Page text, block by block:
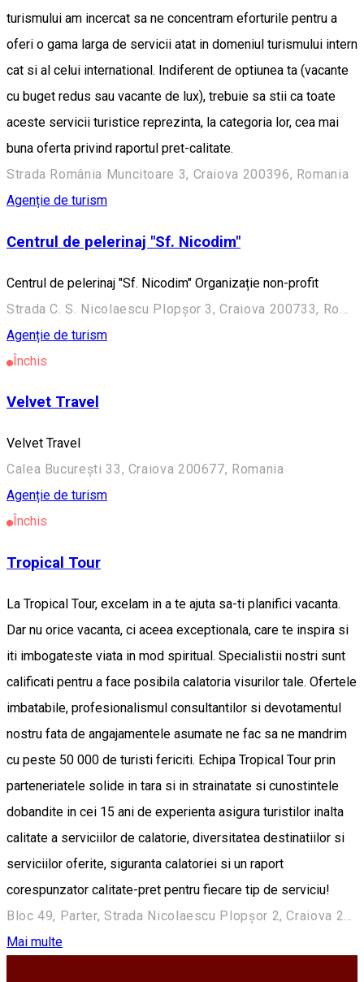
turismului am incercat sa ne concentram eforturile pentru a
oferi o gama larga de servicii atat in domeniul turismului intern
cat si al celui international. Indiferent de optiunea ta (vacante
cu buget redus sau vacante de lux), trebuie sa stii ca toate
aceste servicii turistice reprezinta, la categori­a lor, cea mai
buna oferta privind raportul pret-calitate.
Strada România Muncitoare 3, Craiova 200396, Romania
Agenție de turism
Centrul de pelerinaj "Sf. Nicodim"
Centrul de pelerinaj "Sf. Nicodim" Organizație non-profit
Agenție de turism
Închis
Velvet Travel
Velvet Travel
Calea București 33, Craiova 200677, Romania
Agenție de turism
Închis
Tropical Tour
La Tropical Tour, excelam in a te ajuta sa-ti planifici vacanta.
Dar nu orice vacanta, ci aceea exceptionala, care te inspira si
iti imbogateste viata in mod spiritual. Specialistii nostri sunt
calificati pentru a face posibila calatoria visurilor tale. Ofertele
imbatabile, profesionalismul consultantilor si devotamentul
nostru fata de angajamentele asumate ne fac sa ne mandrim
cu peste 50 000 de turisti fericiti. Echipa Tropical Tour prin
parteneriatele solide in tara si in strainatate si cunostintele
dobandite in cei 15 ani de experienta asigura turistilor inalta
calitate a serviciilor de calatorie, diversitatea destinatiilor si
serviciilor oferite, siguranta calatoriei si un raport
corespunzator calitate-pret pentru fiecare tip de serviciu!
Mai multe